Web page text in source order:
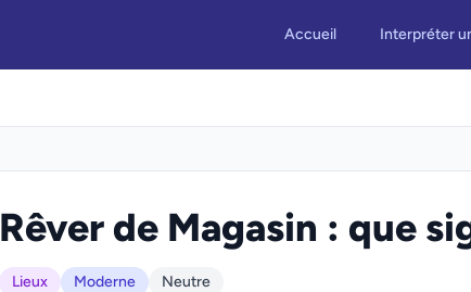
Accueil Interpréter
Rêver de Magasin : que
Lieux Moderne Neutre